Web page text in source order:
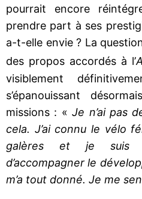
pourrait encore
prendre part à ses
a-t-elle envie ? La
des propos accordés à l’
visiblement
s’épanouissant
missions : «Je n’ai pas
cela. J’ai connu le vélo
galères et je suis
d’accompagner le
m’a tout donné. Je me